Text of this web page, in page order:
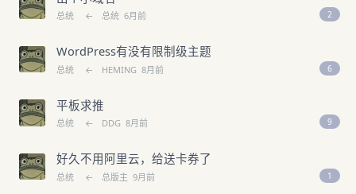
总统 ← 总统 6月前 2
WordPress有没有限制级主题
总统 ← HEMING 8月前 6
平板求推
总统 ← DDG 8月前 9
好久不用阿里云，给送卡券了
总统 ← 总版主 9月前 1